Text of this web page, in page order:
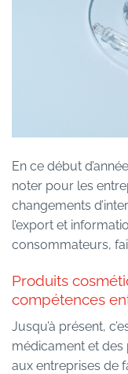
En ce début
noter pour les
changements
l’export et
consommateurs,
Produits
compétences
Jusqu’à présent,
médicament et des
aux entreprises de